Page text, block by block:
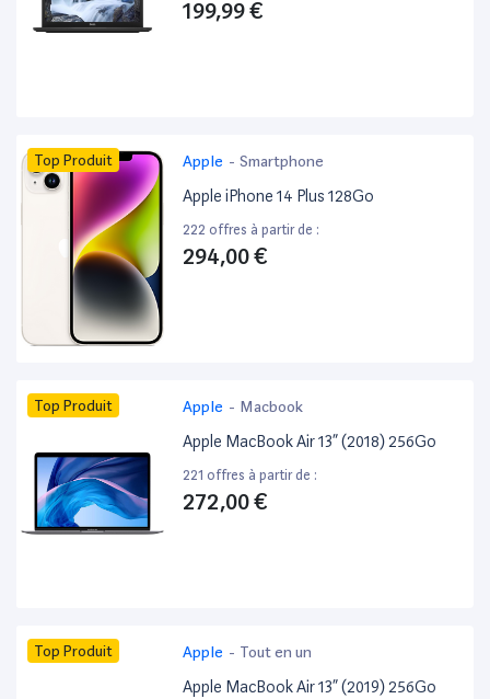
199,99 €
Top Produit Apple - Smartphone
Apple iPhone 14 Plus 128Go
222 offres à partir de :
294,00 €
Top Produit Apple - Macbook
Apple MacBook Air 13” (2018) 256Go
221 offres à partir de :
272,00 €
Top Produit Apple - Tout en un
Apple MacBook Air 13” (2019) 256Go